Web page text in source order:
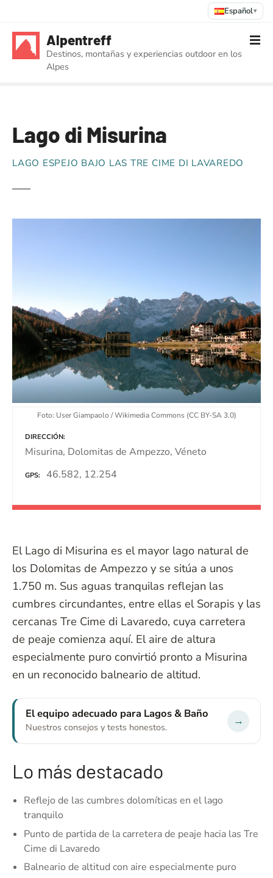
Español▾
Alpentreff
Destinos, montañas y experiencias outdoor en los
Alpes
Lago di Misurina
LAGO ESPEJO BAJO LAS TRE CIME DI LAVAREDO
Foto: User Giampaolo / Wikimedia Commons (CC BY-SA 3.0)
DIRECCIÓN
Misurina, Dolomitas de Ampezzo, Véneto
GPS 46.582, 12.254
El Lago di Misurina es el mayor lago natural de
los Dolomitas de Ampezzo y se sitúa a unos
1.750 m. Sus aguas tranquilas reflejan las
cumbres circundantes, entre ellas el Sorapis y las
cercanas Tre Cime di Lavaredo, cuya carretera
de peaje comienza aquí. El aire de altura
especialmente puro convirtió pronto a Misurina
en un reconocido balneario de altitud.
El equipo adecuado para Lagos & Baño
Nuestros consejos y tests honestos. →
Lo más destacado
Reflejo de las cumbres dolomíticas en el lago
tranquilo
Punto de partida de la carretera de peaje hacia las Tre
Cime di Lavaredo
Balneario de altitud con aire especialmente puro